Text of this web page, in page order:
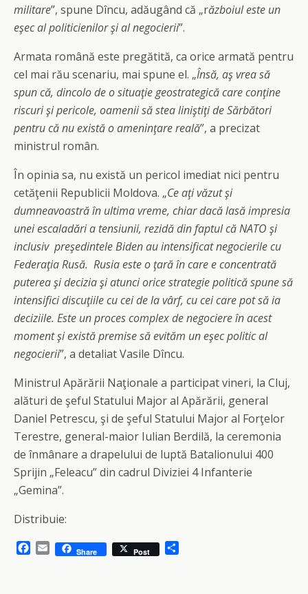
militare”, spune Dîncu, adăugând că „războiul este un
eşec al politicienilor şi al negocierii”.
Armata română este pregătită, ca orice armată pentru
cel mai rău scenariu, mai spune el. „Însă, aş vrea să
spun că, dincolo de o situaţie geostrategică care conţine
riscuri şi pericole, oamenii să stea liniştiţi de Sărbători
pentru că nu există o ameninţare reală”, a precizat
ministrul român.
În opinia sa, nu există un pericol imediat nici pentru
cetăţenii Republicii Moldova. „Ce aţi văzut şi
dumneavoastră în ultima vreme, chiar dacă lasă impresia
unei escaladări a tensiunii, rezidă din faptul că NATO şi
inclusiv preşedintele Biden au intensificat negocierile cu
Federaţia Rusă. Rusia este o ţară în care e concentrată
puterea şi decizia şi atunci orice strategie politică spune să
intensifici discuţiile cu cei de la vârf, cu cei care pot să ia
deciziile. Este un proces complex de negociere în acest
moment şi există premise să evităm un eşec politic al
negocierii”, a detaliat Vasile Dîncu.
Ministrul Apărării Naţionale a participat vineri, la Cluj,
alături de şeful Statului Major al Apărării, general
Daniel Petrescu, şi de şeful Statului Major al Forţelor
Terestre, general-maior Iulian Berdilă, la ceremonia
de înmânare a drapelului de luptă Batalionului 400
Sprijin „Feleacu” din cadrul Diviziei 4 Infanterie
„Gemina”.
Distribuie:
E
Share Post